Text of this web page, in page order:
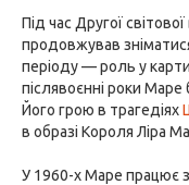
Під час Другої
продовжував
періоду — роль у
післявоєнні роки Маре
Його грою в трагедіях
в образі Короля Ліра
У 1960-х Маре